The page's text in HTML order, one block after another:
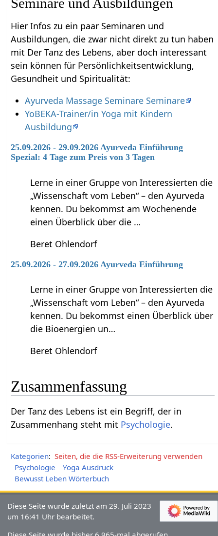
Hier Infos zu ein paar Seminaren und
Ausbildungen, die zwar nicht direkt zu tun haben
mit Der Tanz des Lebens‏‎, aber doch interessant
sein können für Persönlichkeitsentwicklung,
Gesundheit und Spiritualität:
Ayurveda Massage Seminare Seminare
YoBEKA-Trainer/in Yoga mit Kindern
Ausbildung
25.09.2026 - 29.09.2026 Ayurveda Einführung
Spezial: 4 Tage zum Preis von 3 Tagen
Lerne in einer Gruppe von Interessierten die
„Wissenschaft vom Leben“ – den Ayurveda
kennen. Du bekommst am Wochenende
einen Überblick über die …
Beret Ohlendorf
25.09.2026 - 27.09.2026 Ayurveda Einführung
Lerne in einer Gruppe von Interessierten die
„Wissenschaft vom Leben“ – den Ayurveda
kennen. Du bekommst einen Überblick über
die Bioenergien un…
Beret Ohlendorf
Zusammenfassung
Der Tanz des Lebens‏‎ ist ein Begriff, der in
Zusammenhang steht mit Psychologie.
Kategorien: Seiten, die die RSS-Erweiterung verwenden
Psychologie
Yoga Ausdruck
Bewusst Leben Wörterbuch
Diese Seite wurde zuletzt am 29. Juli 2023
um 16:41 Uhr bearbeitet.